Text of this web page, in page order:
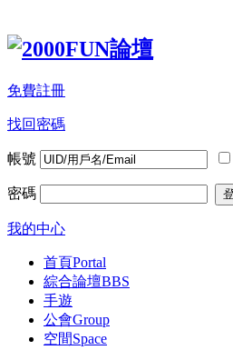
免費註冊
找回密碼
帳號
密碼
我的中心
首頁Portal
綜合論壇BBS
手遊
公會Group
空間Space